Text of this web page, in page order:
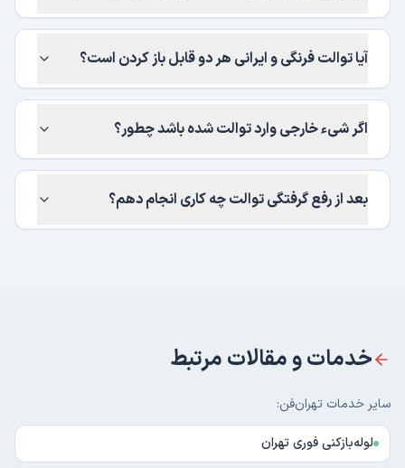
آیا توالت فرنگی و ایرانی هر دو قابل باز کردن است؟
اگر شیء خارجی وارد توالت شده باشد چطور؟
بعد از رفع گرفتگی توالت چه کاری انجام دهم؟
خدمات و مقالات مرتبط
سایر خدمات تهران‌فن:
لوله‌بازکنی فوری تهران